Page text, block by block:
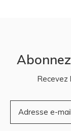
Recevez